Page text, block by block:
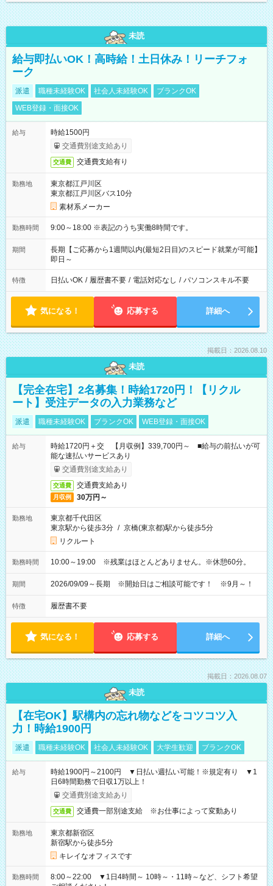
未読
給与即払いOK！高時給！土日休み！リーチフォ
ーク
派遣 職種未経験OK 社会人未経験OK
ブランクOK
WEB登録・面接OK
給与
時給1500円
交通費別途支給あり
交通費 交通費支給有り
勤務地
東京都江戸川区
東京都江戸川区バス10分
素材系メーカー
勤務時間 9:00～18:00 ※表記のうち実働8時間です。
期間
長期【ご応募から1週間以内(最短2日目)のスピード就業が可能】
即日～
特徴 日払いOK / 履歴書不要 / 電話対応なし / パソコンスキル不要
気になる！ 応募する 詳細へ
掲載日：2026.08.10
未読
【完全在宅】2名募集！時給1720円！【リクル
ート】受注データの入力業務など
派遣 職種未経験OK ブランクOK WEB登録・面接OK
給与
時給1720円＋交 【月収例】339,700円～ ■給与の前払いが可
能な速払いサービスあり
交通費別途支給あり
交通費 交通費支給あり
月収例 30万円～
勤務地
東京都千代田区
東京駅から徒歩3分 / 京橋(東京都)駅から徒歩5分
リクルート
勤務時間 10:00～19:00 ※残業はほとんどありません。※休憩60分。
期間 2026/09/09～長期 ※開始日はご相談可能です！ ※9月～！
特徴 履歴書不要
気になる！ 応募する 詳細へ
掲載日：2026.08.07
未読
【在宅OK】駅構内の忘れ物などをコツコツ入
力！時給1900円
派遣 職種未経験OK 社会人未経験OK 大学生歓迎 ブランクOK
給与
時給1900円～2100円 ▼日払い週払い可能！※規定有り ▼1
日6時間勤務で日収1万以上！
交通費別途支給あり
交通費 交通費一部別途支給 ※お仕事によって変動あり
勤務地
東京都新宿区
新宿駅から徒歩5分
キレイなオフィスです
勤務時間
8:00～22:00 ▼1日4時間～ 10時～・11時～など、シフト希望